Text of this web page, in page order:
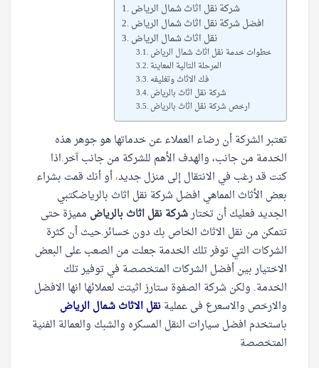
شركة نقل اثاث شمال الرياض
افضل شركة نقل اثاث شمال الرياض
نقل اثاث شمال الرياض
خطوات خدمة نقل اثاث شمال الرياض
المرحلة التالية المعاينة
فك الاثاث وتغليفه
شركة نقل اثاث بالرياض
ارخص شركة نقل اثاث بالرياض
تعتبر الشركة أن رضاء العملاء عن خدماتها هو جوهر هذه
الخدمة من جانب، والهدف الأهم للشركة من جانب آخر.اذا
كنت قد رغب في الانتقال إلى منزل جديد،أو أنك قمت بشراء
بعض الأثاث المماهي افضل شركة نقل اثاث بالرياضكتبي
الجديد فعليك أن تختارشركة نقل اثاث بالرياض مميزة حتى
تتمكن من نقل الاثاث الخاص بك دون خسائر.حيث أن كثرة
الشركات التي توفر تلك الخدمة جعلت من الصعب على البعض
الاختيار بين أفضل الشركات المتخصصة في توفير تلك
الخدمة. ولكن شركة الصفوة ستارز اثيتت لعملائها انها الافضل
والارخص والاسعرع فى عمليةنقل الاثاث شمال الرياض
باستخدم افضل سيارات النقل المسكره والشبك والعمالة الفنية
المتخصصة